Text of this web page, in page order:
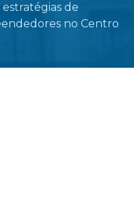
de
no Centro